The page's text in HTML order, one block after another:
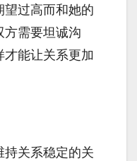
望过高而和她的
方需要坦诚沟
才能让关系更加
持关系稳定的关